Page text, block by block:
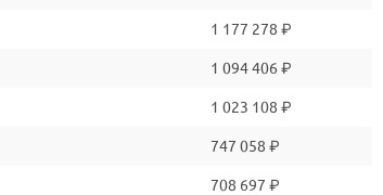
1 177 278 ₽
1 094 406 ₽
1 023 108 ₽
747 058 ₽
708 697 ₽